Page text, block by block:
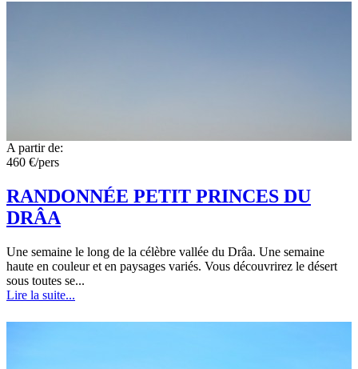
A partir de:
460 €/pers
RANDONNÉE PETIT PRINCES DU
DRÂA
Une semaine le long de la célèbre vallée du Drâa. Une semaine
haute en couleur et en paysages variés. Vous découvrirez le désert
sous toutes se...
Lire la suite...